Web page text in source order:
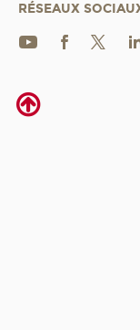
RÉSEAUX